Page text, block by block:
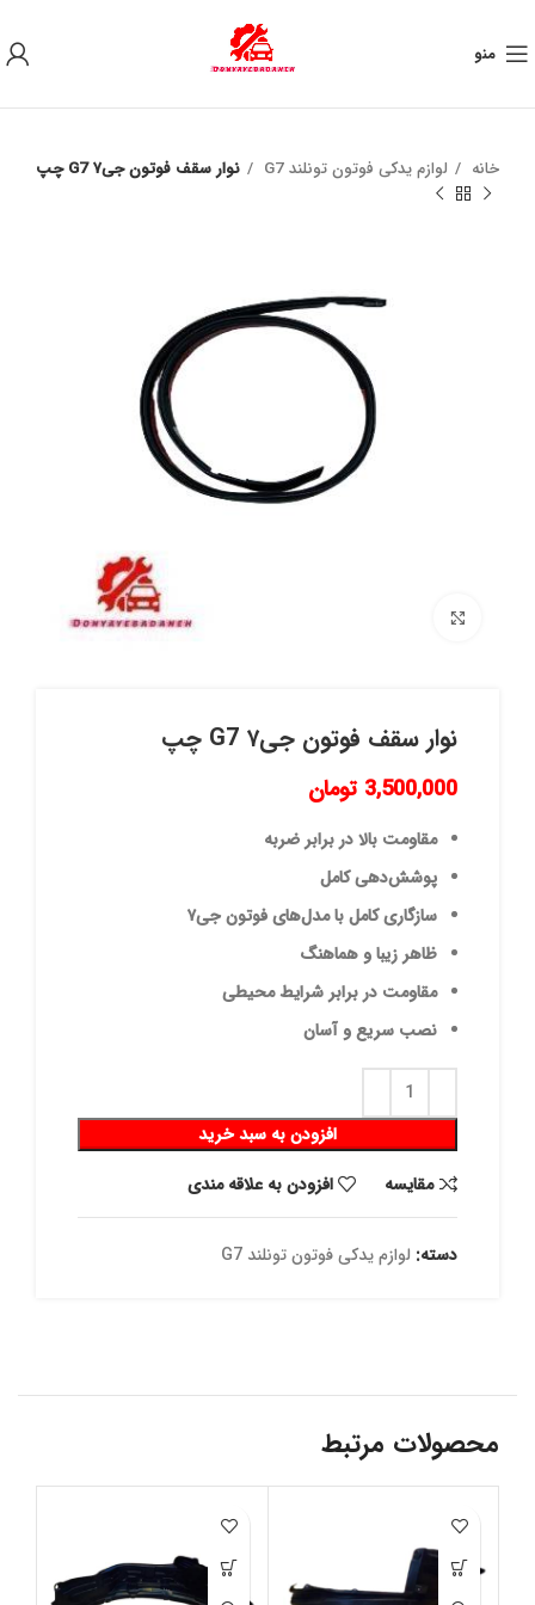
منو
خانه لوازم یدکی فوتون تونلند G7 نوار سقف فوتون جی۷ G7 چپ
نوار سقف فوتون جی۷ G7 چپ
3,500,000 تومان
مقاومت بالا در برابر ضربه
پوشش‌دهی کامل
سازگاری کامل با مدل‌های فوتون جی۷
ظاهر زیبا و هماهنگ
مقاومت در برابر شرایط محیطی
نصب سریع و آسان
افزودن به سبد خرید
مقايسه
افزودن به علاقه مندی
دسته: لوازم یدکی فوتون تونلند G7
محصولات مرتبط
به علت نوسان ارز ، لطفا قبل از خرید تماس بگیرید.